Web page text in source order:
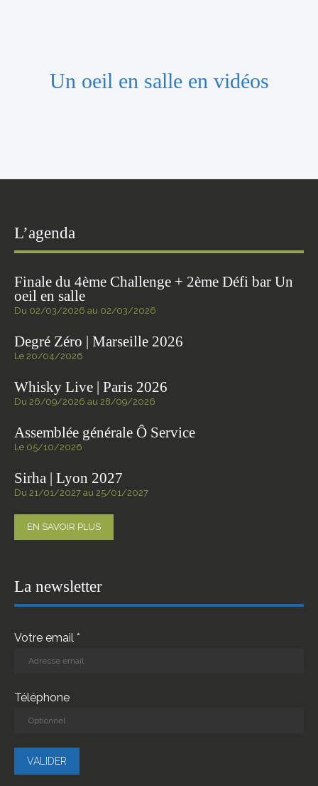
Un oeil en salle en vidéos
L’agenda
Finale du 4ème Challenge + 2ème Défi bar Un
oeil en salle
Du 02/03/2026 au 02/03/2026
Degré Zéro | Marseille 2026
Le 20/04/2026
Whisky Live | Paris 2026
Du 26/09/2026 au 28/09/2026
Assemblée générale Ô Service
Le 05/10/2026
Sirha | Lyon 2027
Du 21/01/2027 au 25/01/2027
EN SAVOIR PLUS
La newsletter
Votre email *
Téléphone